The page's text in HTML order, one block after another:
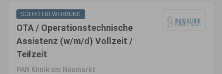
SOFORTBEWERBUNG
OTA / Operationstechnische
Assistenz (w/m/d) Vollzeit /
Teilzeit
PAN Klinik am Neumarkt